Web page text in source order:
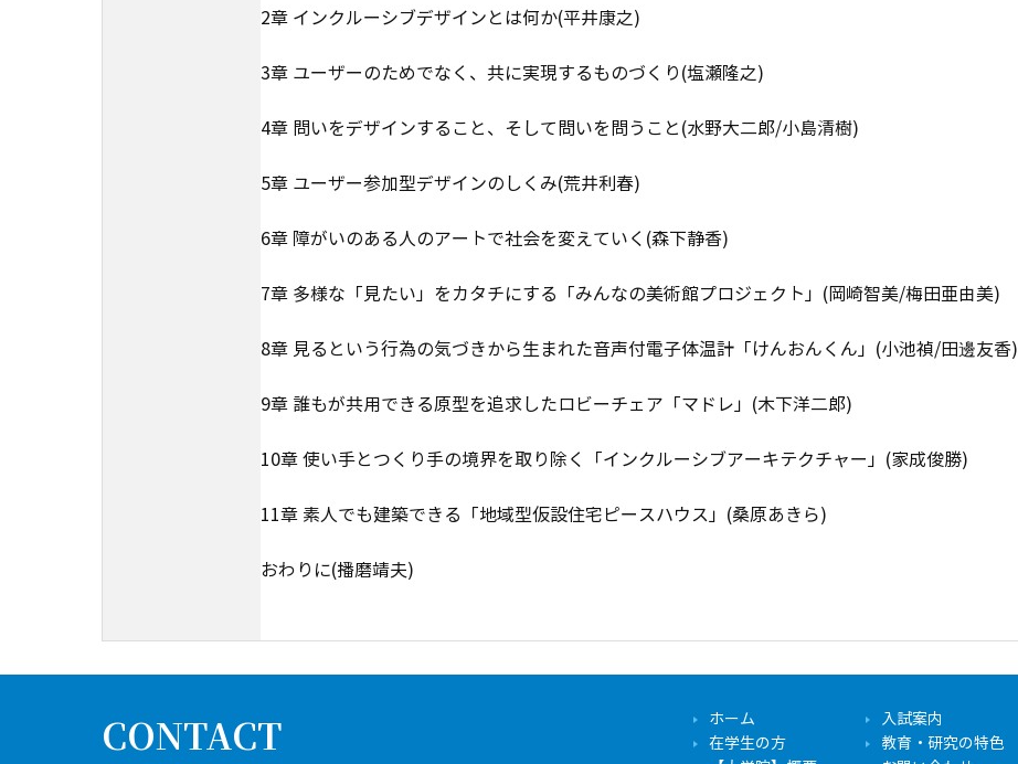
2章 インクルーシブデザインとは何か(平井康之)
3章 ユーザーのためでなく、共に実現するものづくり(塩瀬隆之)
4章 問いをデザインすること、そして問いを問うこと(水野大二郎/小島清樹)
5章 ユーザー参加型デザインのしくみ(荒井利春)
6章 障がいのある人のアートで社会を変えていく(森下静香)
7章 多様な「見たい」をカタチにする「みんなの美術館プロジェクト」(岡崎智美/梅田亜由美)
8章 見るという行為の気づきから生まれた音声付電子体温計「けんおんくん」(小池禎/田邊友香)
9章 誰もが共用できる原型を追求したロビーチェア「マドレ」(木下洋二郎)
10章 使い手とつくり手の境界を取り除く「インクルーシブアーキテクチャー」(家成俊勝)
11章 素人でも建築できる「地域型仮設住宅ピースハウス」(桑原あきら)
おわりに(播磨靖夫)
CONTACT ホーム 入試案内
在学生の方
教育・研究の特色